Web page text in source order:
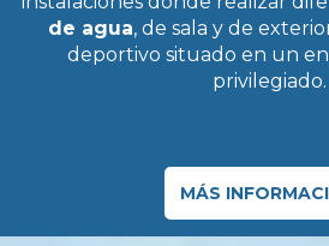
de agua, de sala y de
deportivo situado en un
privilegiado.
MÁS